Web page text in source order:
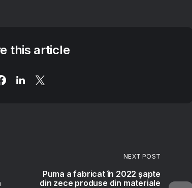
this article
NEXT POST
Puma a fabricat în 2022 șapte
din zece produse din materiale